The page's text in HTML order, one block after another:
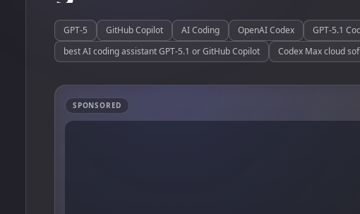
GPT-5 GitHub Copilot AI Coding OpenAI Codex
GPT-5.1
best AI coding assistant GPT-5.1 or GitHub Copilot
Codex Max cloud
SPONSORED